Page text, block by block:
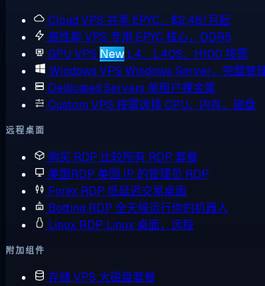
Cloud VPS 共享 EPYC，$2.48/月起
高性能 VPS 专用 EPYC 核心，DDR5
GPU VPS New L4、L40S、H100 按需
Windows VPS Windows Server，完整管
Dedicated Servers 单租户裸金属
Custom VPS 按需选择 CPU、内存、磁盘
远程桌面
购买 RDP 比较所有 RDP 套餐
美国RDP 美国 IP 的管理员 RDP
Forex RDP 低延迟交易桌面
Botting RDP 全天候运行你的机器人
Linux RDP Linux 桌面，远程
附加组件
存储 VPS 大磁盘套餐